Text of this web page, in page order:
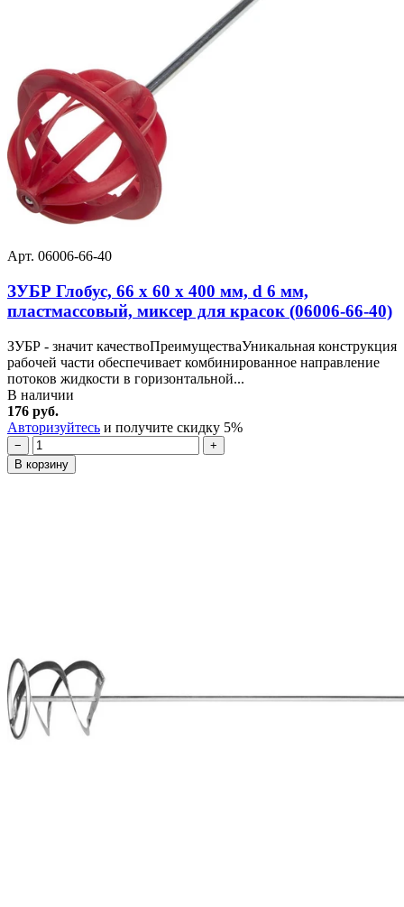
Арт. 06006-66-40
ЗУБР Глобус, 66 х 60 х 400 мм, d 6 мм,
пластмассовый, миксер для красок (06006-66-40)
ЗУБР - значит качествоПреимуществаУникальная конструкция
рабочей части обеспечивает комбинированное направление
потоков жидкости в горизонтальной...
В наличии
176 руб.
Авторизуйтесь и получите скидку 5%
−
+
В корзину